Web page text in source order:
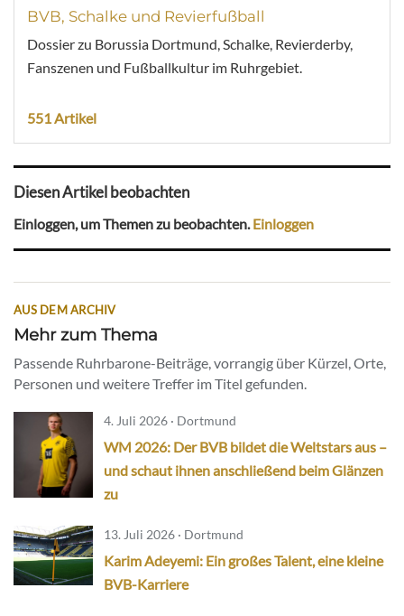
BVB, Schalke und Revierfußball
Dossier zu Borussia Dortmund, Schalke, Revierderby,
Fanszenen und Fußballkultur im Ruhrgebiet.
551 Artikel
Diesen Artikel beobachten
Einloggen, um Themen zu beobachten.Einloggen
AUS DEM ARCHIV
Mehr zum Thema
Passende Ruhrbarone-Beiträge, vorrangig über Kürzel, Orte,
Personen und weitere Treffer im Titel gefunden.
4. Juli 2026 · Dortmund
WM 2026: Der BVB bildet die Weltstars aus –
und schaut ihnen anschließend beim Glänzen
zu
13. Juli 2026 · Dortmund
Karim Adeyemi: Ein großes Talent, eine kleine
BVB-Karriere